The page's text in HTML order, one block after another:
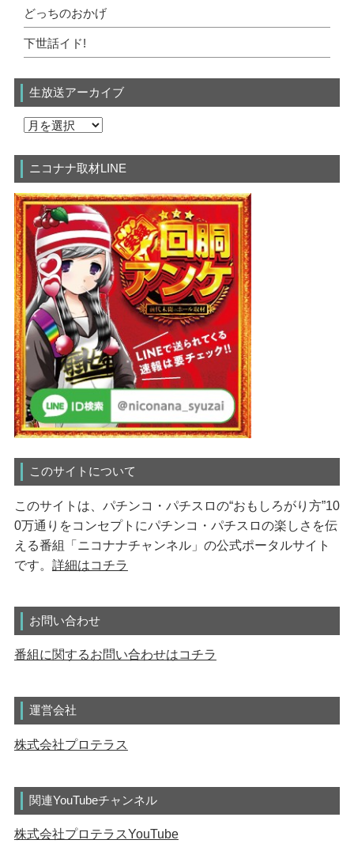
どっちのおかげ
下世話イド!
生放送アーカイブ
ニコナナ取材LINE
このサイトについて
このサイトは、パチンコ・パチスロの“おもしろがり方”10
0万通りをコンセプトにパチンコ・パチスロの楽しさを伝
える番組「ニコナナチャンネル」の公式ポータルサイト
です。 詳細はコチラ
お問い合わせ
番組に関するお問い合わせはコチラ
運営会社
株式会社プロテラス
関連YouTubeチャンネル
株式会社プロテラスYouTube